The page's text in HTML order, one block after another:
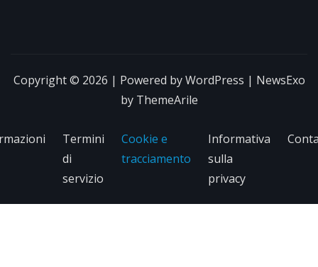
Copyright © 2026 | Powered byWordPress | NewsExo
by ThemeArile
Termini
di
servizio
Cookie e
tracciamento
Informativa
sulla
privacy